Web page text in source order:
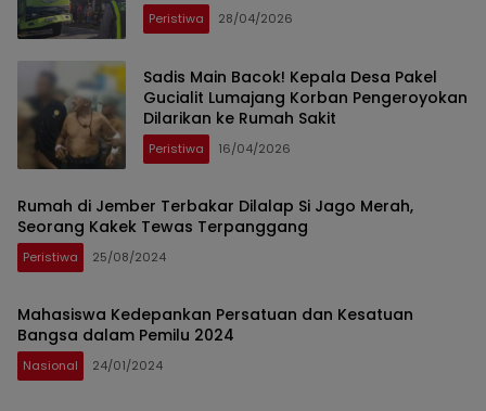
Peristiwa 28/04/2026
Sadis Main Bacok! Kepala Desa Pakel
Gucialit Lumajang Korban Pengeroyokan
Dilarikan ke Rumah Sakit
Peristiwa 16/04/2026
Rumah di Jember Terbakar Dilalap Si Jago Merah,
Seorang Kakek Tewas Terpanggang
Peristiwa 25/08/2024
Mahasiswa Kedepankan Persatuan dan Kesatuan
Bangsa dalam Pemilu 2024
Nasional 24/01/2024